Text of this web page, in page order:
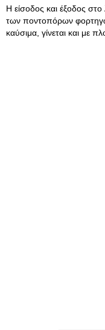
Η είσοδος και έξοδος στο
των ποντοπόρων
καύσιμα, γίνεται και με